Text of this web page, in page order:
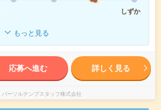
しずか
もっと見る
応募へ進む 詳しく見る
パーソルテンプスタッフ株式会社